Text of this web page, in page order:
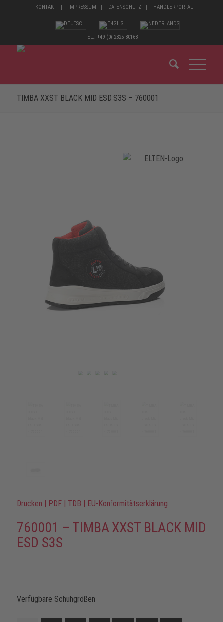
KONTAKT IMPRESSUM DATENSCHUTZ HÄNDLERPORTAL
TEL.: +49 (0) 2825 80168
TIMBA XXST BLACK MID ESD S3S – 760001
Drucken | PDF | TDB | EU-Konformitätserklärung
760001 – TIMBA XXST BLACK MID
ESD S3S
Verfügbare Schuhgrößen